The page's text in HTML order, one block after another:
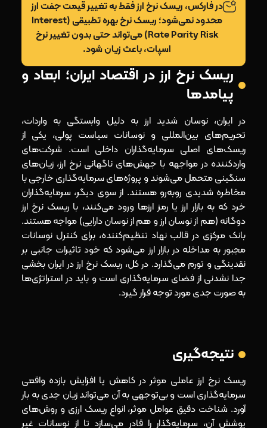
در فارکس، ریسک نرخ ارز فقط به تغییر قیمت جفت‌ ارز
محدود نمی‌شود؛ ریسک نرخ بهره تطبیقی (Interest
Rate Parity Risk) می‌تواند حتی بدون تغییر نرخ
اسپات، باعث زیان شود.
ریسک نرخ ارز در اقتصاد ایران؛ ابعاد و
پیامدها
در ایران، نوسان شدید ارز به‌ دلیل وابستگی به واردات،
تحریم‌های بین‌المللی و نوسانات سیاست پولی، یکی از
ریسک‌های اصلی سرمایه‌گذاران داخلی است. شرکت‌های
واردکننده در مواجهه با جهش‌های ناگهانی نرخ ارز، زیان‌های
سنگینی متحمل می‌شوند و پروژه‌های سرمایه‌گذاری خارجی با
مخاطره شدیدی روبه‌رو هستند. از سوی دیگر، سرمایه‌گذاران
خرد که به بازار ارز یا رمز ارزها ورود می‌کنند، با ریسک نرخ ارز
دوگانه (هم از نوسان ارز و هم از نوسان دارایی) مواجه هستند.
بانک مرکزی در قالب نهاد تنظیم‌کننده، برای کنترل نوسانات
مجبور به مداخله در بازار ارز می‌شود که خود تاثیرات جانبی بر
نقدینگی و تورم می‌گذارد. در کل، ریسک نرخ ارز در ایران بخشی
جدا نشدنی از فضای سرمایه‌گذاری است و باید در استراتژی‌ها
به‌ صورت جدی مورد توجه قرار گیرد.
نتیجه‌گیری
ریسک نرخ ارز عاملی موثر در کاهش یا افزایش بازده واقعی
سرمایه‌گذاری است و بی‌توجهی به آن می‌تواند زیان جدی به بار
آورد. شناخت دقیق عوامل موثر، انواع ریسک ارزی و روش‌های
پوشش آن، سرمایه‌گذار را قادر می‌سازد تا از نوسانات غیر